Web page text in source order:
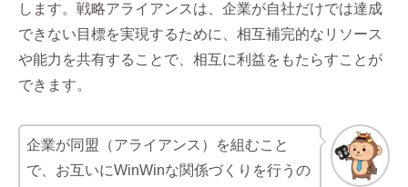
します。戦略アライアンスは、企業が自社だけでは達成
できない目標を実現するために、相互補完的なリソース
や能力を共有することで、相互に利益をもたらすことが
できます。
企業が同盟（アライアンス）を組むこと
で、お互いにWinWinな関係づくりを行うの